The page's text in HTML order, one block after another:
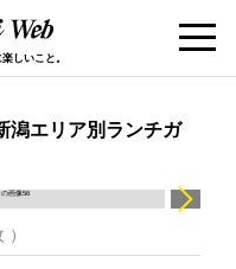
しいこと。
潟エリア別ランチガ